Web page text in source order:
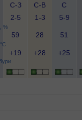
%
С-З
2-5
С-В
1-3
С
5-9
59 28 51
+19 +28 +25